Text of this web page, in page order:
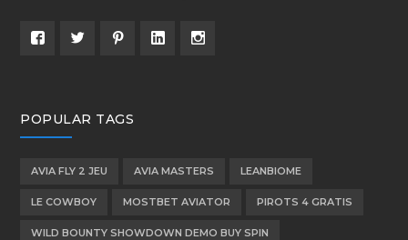
POPULAR TAGS
AVIA FLY 2 JEU AVIA MASTERS LEANBIOME
LE COWBOY MOSTBET AVIATOR PIROTS 4 GRATIS
WILD BOUNTY SHOWDOWN DEMO BUY SPIN